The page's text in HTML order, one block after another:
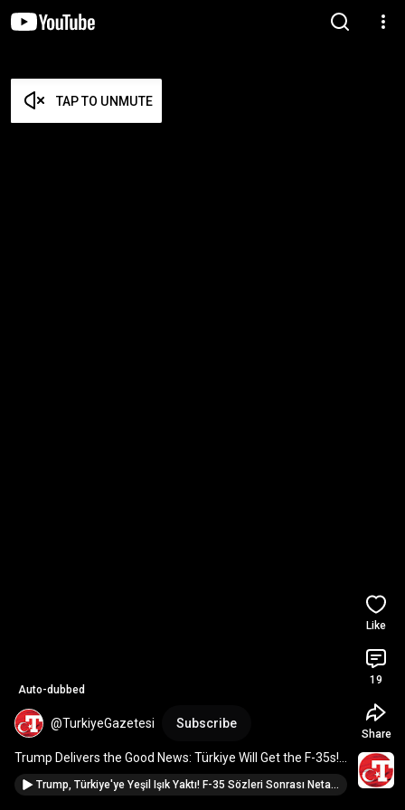
TAP TO UNMUTE
Auto-dubbed
@TurkiyeGazetesi Subscribe
#Shorts
Trump, Türkiye'ye Yeşil Işık Yaktı! F-35 Sözleri Sonrası Netanyahu'nun Keyfi Kaçtı –Türkiye Gazetesi
Like
19
Share